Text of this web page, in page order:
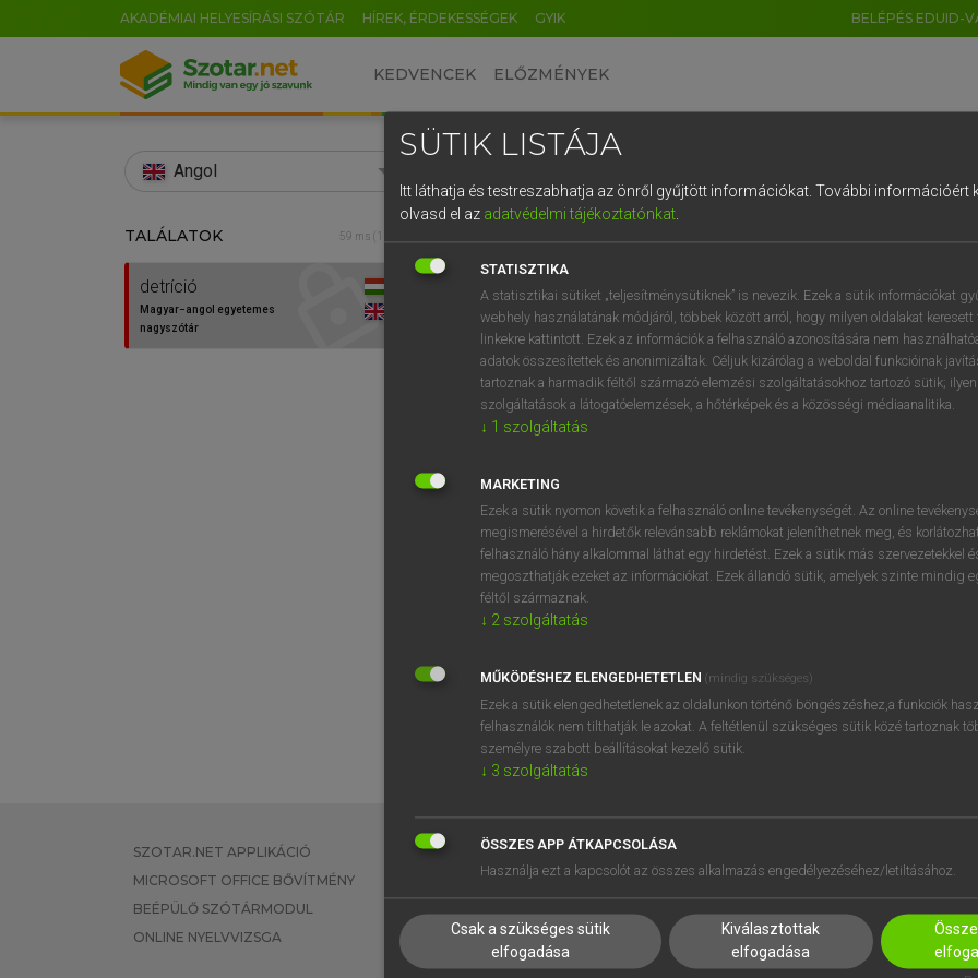
AKADÉMIAI HELYESÍRÁSI SZÓTÁR HÍREK, ÉRDEKESSÉGEK GYIK BELÉPÉS EDUID-
KEDVENCEK ELŐZMÉNYEK
Angol
TALÁLATOK 59 ms (1 db)
detríció
Magyar−angol egyetemes
nagyszótár
Magyar−angol egyetemes nagyszótár
VAN ELŐFIZETÉSED?
megtekintéséhez.
BELÉPÉS
próbaverziójának
regisztrálok ésbelépek.
REGISZTRÁCIÓ
SZOTAR.NET APPLIKÁCIÓ
MICROSOFT OFFICE BŐVÍTMÉNY
BEÉPÜLŐ SZÓTÁRMODUL
ONLINE NYELVVIZSGA
EGYÉNI FELHASZNÁLÓKNAK
TANULÓKNAK
VÁLLALATI MEGOLDÁSOK
SÚGÓ
RÓLUNK
SÜTI BEÁLLÍTÁSOK
SÜTIK LISTÁJA
Itt láthatja és testreszabhatja az önről gyűjtött információkat. További információért
olvasd el az adatvédelmi tájékoztatónkat.
STATISZTIKA
A statisztikai sütiket „teljesítménysütiknek” is nevezik. Ezek a sütik információkat
webhely használatának módjáról, többek között arról, hogy milyen oldalakat keresett
linkekre kattintott. Ezek az információk a felhasználó azonosítására nem
adatok összesítettek és anonimizáltak. Céljuk kizárólag a weboldal funkcióinak
tartoznak a harmadik féltől származó elemzési szolgáltatásokhoz tartozó sütik;
szolgáltatások a látogatóelemzések, a hőtérképek és a közösségi médiaanalitika.
↓ 1 szolgáltatás
MARKETING
Ezek a sütik nyomon követik a felhasználó online tevékenységét. Az online
megismerésével a hirdetők relevánsabb reklámokat jeleníthetnek meg, és
felhasználó hány alkalommal láthat egy hirdetést. Ezek a sütik más szervezetekkel
megoszthatják ezeket az információkat. Ezek állandó sütik, amelyek szinte mindig
féltől származnak.
↓ 2 szolgáltatás
MŰKÖDÉSHEZ ELENGEDHETETLEN (mindig szükséges)
Ezek a sütik elengedhetetlenek az oldalunkon történő böngészéshez,a funkciók
felhasználók nem tilthatják le azokat. A feltétlenül szükséges sütik közé tartoznak
személyre szabott beállításokat kezelő sütik.
↓ 3 szolgáltatás
ÖSSZES APP ÁTKAPCSOLÁSA
Használja ezt a kapcsolót az összes alkalmazás engedélyezéséhez/letiltásához.
Csak a szükséges sütik
elfogadása
Kiválasztottak
elfogadása
EN HU DE CN FR ES IT NL
0 1 2 3 4 5 6 7 8 9
q w e r t z u i
a s d f g h j k l é
í y x c v b n m , .